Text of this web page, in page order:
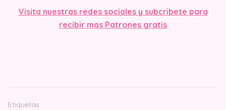
Visita nuestras redes sociales y subcribete para
recibir mas Patrones gratis
Etiquetas